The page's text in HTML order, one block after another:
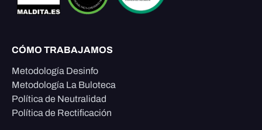
CÓMO TRABAJAMOS
Metodología Desinfo
Metodología La Buloteca
Política de Neutralidad
Política de Rectificación